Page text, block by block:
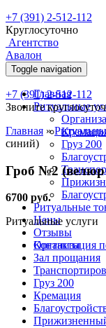
+7 (391) 2-512-112
Круглосуточно
Агентство
Авалон
Toggle navigation
Главная
Ритуальные
Груз 200
Ритуальные
Цены
Отзывы
Контакты
+7 (391) 2-512-112
Звоните
Главная »
синий)
Гроб №2 (велюр
6700 руб.
Ритуальные услуги
Организация
Зал прощания
Груз 200
Кремация